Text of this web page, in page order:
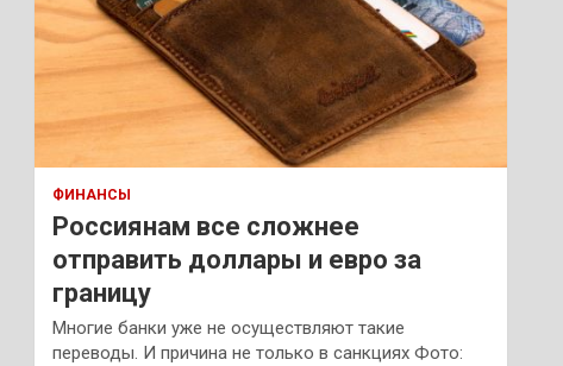
ФИНАНСЫ
Россиянам все сложнее
отправить доллары и евро за
границу
Многие банки уже не осуществляют такие
переводы. И причина не только в санкциях Фото: